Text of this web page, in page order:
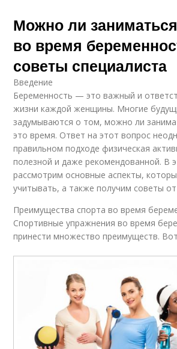
Можно ли
во время
советы специалиста
Введение
Беременность — это важный и
жизни каждой женщины. Многие
задумываются о том, можно ли
это время. Ответ на этот вопрос
правильном подходе физическая
полезной и даже рекомендованной. В
рассмотрим основные аспекты,
учитывать, а также получим советы
Преимущества спорта во время
Спортивные упражнения во время
принести множество преимуществ.